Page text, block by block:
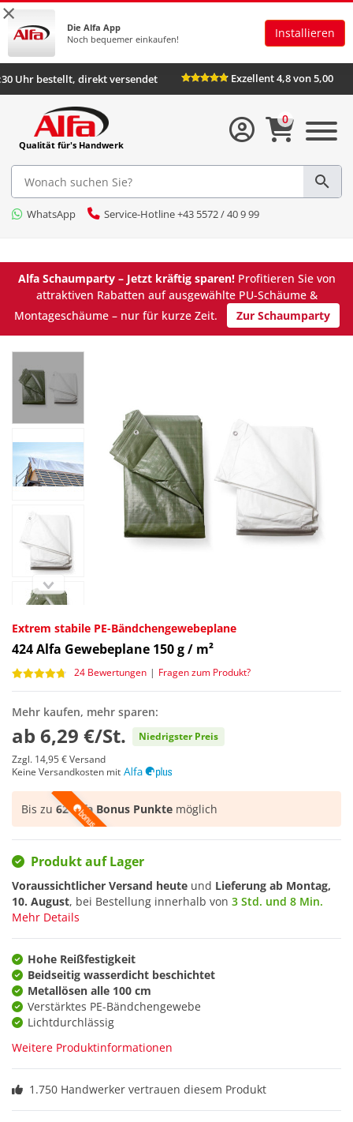
×
Die Alfa App
Noch bequemer einkaufen!
Installieren
Bis 16:30 Uhr bestellt, direkt versendet Exzellent 4,8 von
Qualität für's Handwerk
WhatsApp Service-Hotline +43 5572 / 40 9 99
0
Alfa Schaumparty – Jetzt kräftig sparen!Profitieren Sie von
attraktiven Rabatten auf ausgewählte PU-Schäume &
Montageschäume – nur für kurze Zeit.
Zur Schaumparty
Extrem stabile PE-Bändchengewebeplane
424Alfa Gewebeplane 150 g / m²
24 Bewertungen | Fragen zum Produkt?
Mehr kaufen, mehr sparen:
ab 6,29 €/St.
Niedrigster Preis
Zzgl. 14,95 €Versand
Keine Versandkosten mit
Bis zu 62 Alfa Bonus Punkte möglich
Produkt auf Lager
Voraussichtlicher Versand heute und Lieferung ab Montag,
10. August, bei Bestellung innerhalb von 3 Std. und 8 Min.
Mehr Details
Hohe Reißfestigkeit
Beidseitig wasserdicht beschichtet
Metallösen alle 100 cm
Verstärktes PE-Bändchengewebe
Lichtdurchlässig
Weitere Produktinformationen
1.750 Handwerker vertrauen diesem Produkt